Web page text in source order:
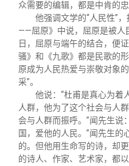
众需要的编辑，都是中肯的忠
他强调文学的“人民性”
——屈原》中说，屈原是被人
日，屈原与端午的结合，便
骚》和《九歌》都是民歌的
原成为人民热爱与崇敬对象
采”。
他说：“杜甫是真心为着
人群，他为了这个社会与人
会与人群而振呼。”闻先生说
国，爱他的人民。”闻先生
的。但他用生命写的诗，却
的诗人、作家、艺术家，都